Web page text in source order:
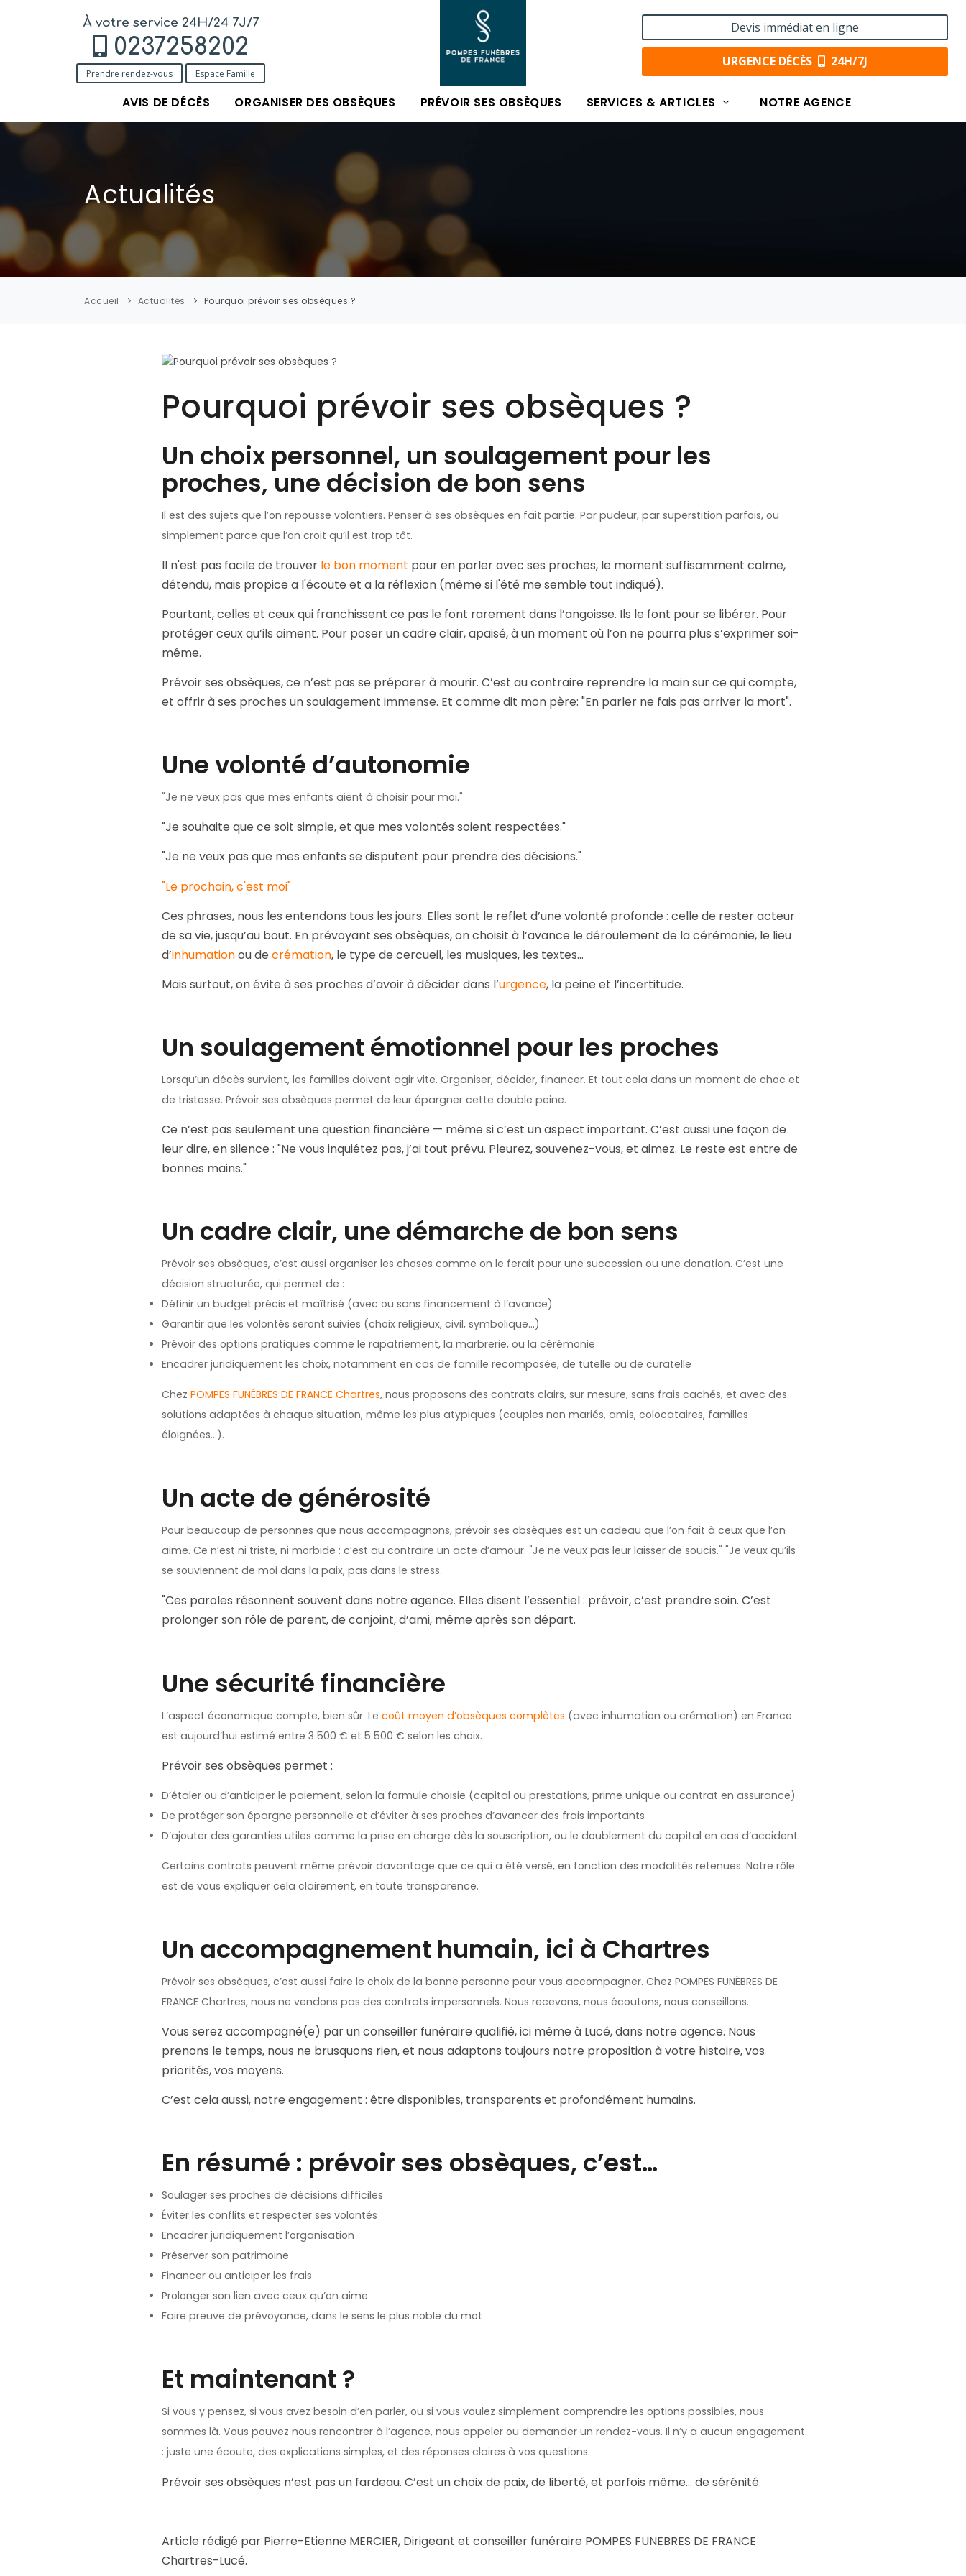
À votre service 24H/24 7J/7
0237258202
Prendre rendez-vous Espace Famille
Devis immédiat en ligne
URGENCE DÉCÈS 24H/7J
AVIS DE DÉCÈS ORGANISER DES OBSÈQUES PRÉVOIR SES OBSÈQUES SERVICES & ARTICLES NOTRE AGENCE
Actualités
Accueil Actualités Pourquoi prévoir ses obsèques ?
Pourquoi prévoir ses obsèques ?
Un choix personnel, un soulagement pour les
proches, une décision de bon sens
Il est des sujets que l’on repousse volontiers. Penser à ses obsèques en fait partie. Par pudeur, par superstition parfois, ou
simplement parce que l’on croit qu’il est trop tôt.
Il n'est pas facile de trouver le bon moment pour en parler avec ses proches, le moment suffisamment calme,
détendu, mais propice a l'écoute et a la réflexion (même si l'été me semble tout indiqué).
Pourtant, celles et ceux qui franchissent ce pas le font rarement dans l’angoisse. Ils le font pour se libérer. Pour
protéger ceux qu’ils aiment. Pour poser un cadre clair, apaisé, à un moment où l’on ne pourra plus s’exprimer soi-
même.
Prévoir ses obsèques, ce n’est pas se préparer à mourir. C’est au contraire reprendre la main sur ce qui compte,
et offrir à ses proches un soulagement immense. Et comme dit mon père: "En parler ne fais pas arriver la mort".
Une volonté d’autonomie
"Je ne veux pas que mes enfants aient à choisir pour moi."
"Je souhaite que ce soit simple, et que mes volontés soient respectées."
"Je ne veux pas que mes enfants se disputent pour prendre des décisions."
"Le prochain, c'est moi"
Ces phrases, nous les entendons tous les jours. Elles sont le reflet d’une volonté profonde : celle de rester acteur
de sa vie, jusqu’au bout. En prévoyant ses obsèques, on choisit à l’avance le déroulement de la cérémonie, le lieu
d’inhumationou de crémation, le type de cercueil, les musiques, les textes…
Mais surtout, on évite à ses proches d’avoir à décider dans l’urgence, la peine et l’incertitude.
Un soulagement émotionnel pour les proches
Lorsqu’un décès survient, les familles doivent agir vite. Organiser, décider, financer. Et tout cela dans un moment de choc et
de tristesse. Prévoir ses obsèques permet de leur épargner cette double peine.
Ce n’est pas seulement une question financière — même si c’est un aspect important. C’est aussi une façon de
leur dire, en silence : "Ne vous inquiétez pas, j’ai tout prévu. Pleurez, souvenez-vous, et aimez. Le reste est entre de
bonnes mains."
Un cadre clair, une démarche de bon sens
Prévoir ses obsèques, c’est aussi organiser les choses comme on le ferait pour une succession ou une donation. C’est une
décision structurée, qui permet de :
Définir un budget précis et maîtrisé (avec ou sans financement à l’avance)
Garantir que les volontés seront suivies (choix religieux, civil, symbolique…)
Prévoir des options pratiques comme le rapatriement, la marbrerie, ou la cérémonie
Encadrer juridiquement les choix, notamment en cas de famille recomposée, de tutelle ou de curatelle
Chez POMPES FUNÈBRES DE FRANCE Chartres, nous proposons des contrats clairs, sur mesure, sans frais cachés, et avec des
solutions adaptées à chaque situation, même les plus atypiques (couples non mariés, amis, colocataires, familles
éloignées…).
Un acte de générosité
Pour beaucoup de personnes que nous accompagnons, prévoir ses obsèques est un cadeau que l’on fait à ceux que l’on
aime. Ce n’est ni triste, ni morbide : c’est au contraire un acte d’amour. "Je ne veux pas leur laisser de soucis." "Je veux qu’ils
se souviennent de moi dans la paix, pas dans le stress.
"Ces paroles résonnent souvent dans notre agence. Elles disent l’essentiel : prévoir, c’est prendre soin. C’est
prolonger son rôle de parent, de conjoint, d’ami, même après son départ.
Une sécurité financière
L’aspect économique compte, bien sûr. Le coût moyen d’obsèques complètes (avec inhumation ou crémation) en France
est aujourd’hui estimé entre 3 500 € et 5 500 € selon les choix.
Prévoir ses obsèques permet :
D’étaler ou d’anticiper le paiement, selon la formule choisie (capital ou prestations, prime unique ou contrat en assurance)
De protéger son épargne personnelle et d’éviter à ses proches d’avancer des frais importants
D’ajouter des garanties utiles comme la prise en charge dès la souscription, ou le doublement du capital en cas d’accident
Certains contrats peuvent même prévoir davantage que ce qui a été versé, en fonction des modalités retenues. Notre rôle
est de vous expliquer cela clairement, en toute transparence.
Un accompagnement humain, ici à Chartres
Prévoir ses obsèques, c’est aussi faire le choix de la bonne personne pour vous accompagner. Chez POMPES FUNÈBRES DE
FRANCE Chartres, nous ne vendons pas des contrats impersonnels. Nous recevons, nous écoutons, nous conseillons.
Vous serez accompagné(e) par un conseiller funéraire qualifié, ici même à Lucé, dans notre agence. Nous
prenons le temps, nous ne brusquons rien, et nous adaptons toujours notre proposition à votre histoire, vos
priorités, vos moyens.
C’est cela aussi, notre engagement : être disponibles, transparents et profondément humains.
En résumé : prévoir ses obsèques, c’est…
Soulager ses proches de décisions difficiles
Éviter les conflits et respecter ses volontés
Encadrer juridiquement l’organisation
Préserver son patrimoine
Financer ou anticiper les frais
Prolonger son lien avec ceux qu’on aime
Faire preuve de prévoyance, dans le sens le plus noble du mot
Et maintenant ?
Si vous y pensez, si vous avez besoin d’en parler, ou si vous voulez simplement comprendre les options possibles, nous
sommes là. Vous pouvez nous rencontrer à l’agence, nous appeler ou demander un rendez-vous. Il n’y a aucun engagement
: juste une écoute, des explications simples, et des réponses claires à vos questions.
Prévoir ses obsèques n’est pas un fardeau. C’est un choix de paix, de liberté, et parfois même… de sérénité.
Article rédigé par Pierre-Etienne MERCIER, Dirigeant et conseiller funéraire POMPES FUNEBRES DE FRANCE
Chartres-Lucé.